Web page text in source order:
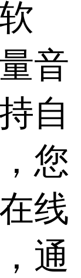
音
自
您
线
通